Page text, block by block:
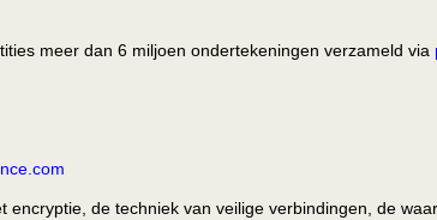
meer dan 6 miljoen ondertekeningen verzameld via
encryptie, de techniek van veilige verbindingen, de